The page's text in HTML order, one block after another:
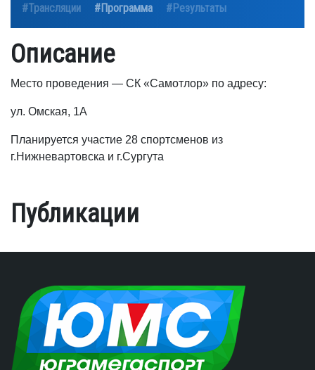
#Трансляции #Программа #Результаты
Описание
Место проведения — СК «Самотлор» по адресу:
ул. Омская, 1А
Планируется участие 28 спортсменов из
г.Нижневартовска и г.Сургута
Публикации